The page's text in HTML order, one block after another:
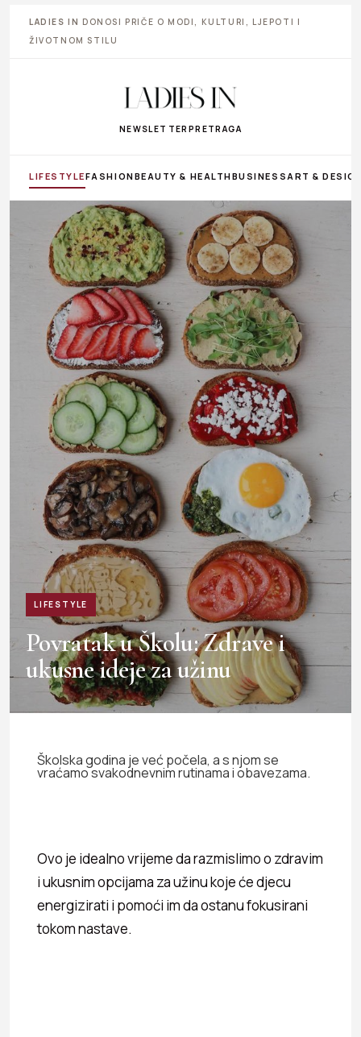
LADIES IN DONOSI PRIČE O MODI, KULTURI, LJEPOTI I
ŽIVOTNOM STILU
NEWSLETTER PRETRAGA
LIFESTYLEFASHIONBEAUTY & HEALTHBUSINESS ART &
LIFESTYLE
Povratak u Školu: Zdrave i
ukusne ideje za užinu
Školska godina je već počela, a s njom se
vraćamo svakodnevnim rutinama i obavezama.
Ovo je idealno vrijeme da razmislimo o zdravim
i ukusnim opcijama za užinu koje će djecu
energizirati i pomoći im da ostanu fokusirani
tokom nastave.